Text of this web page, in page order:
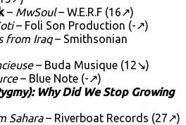
– MwSoul– W.E.R.F (16↗)
– Foli Son Production (-↗)
from Iraq– Smithsonian
– Buda Musique (12↘)
– Blue Note (-↗)
Why Did We Stop Growing
Sahara– Riverboat Records (27↗)